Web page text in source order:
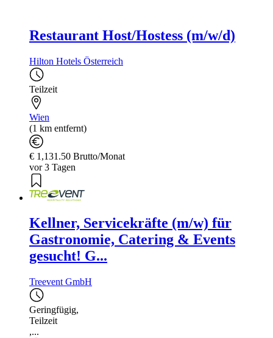
Restaurant Host/Hostess (m/w/d)
Hilton Hotels Österreich
Teilzeit
Wien
(1 km entfernt)
€ 1,131.50 Brutto/Monat
vor 3 Tagen
Kellner, Servicekräfte (m/w) für
Gastronomie, Catering & Events
gesucht! G...
Treevent GmbH
Geringfügig,
Teilzeit
,...